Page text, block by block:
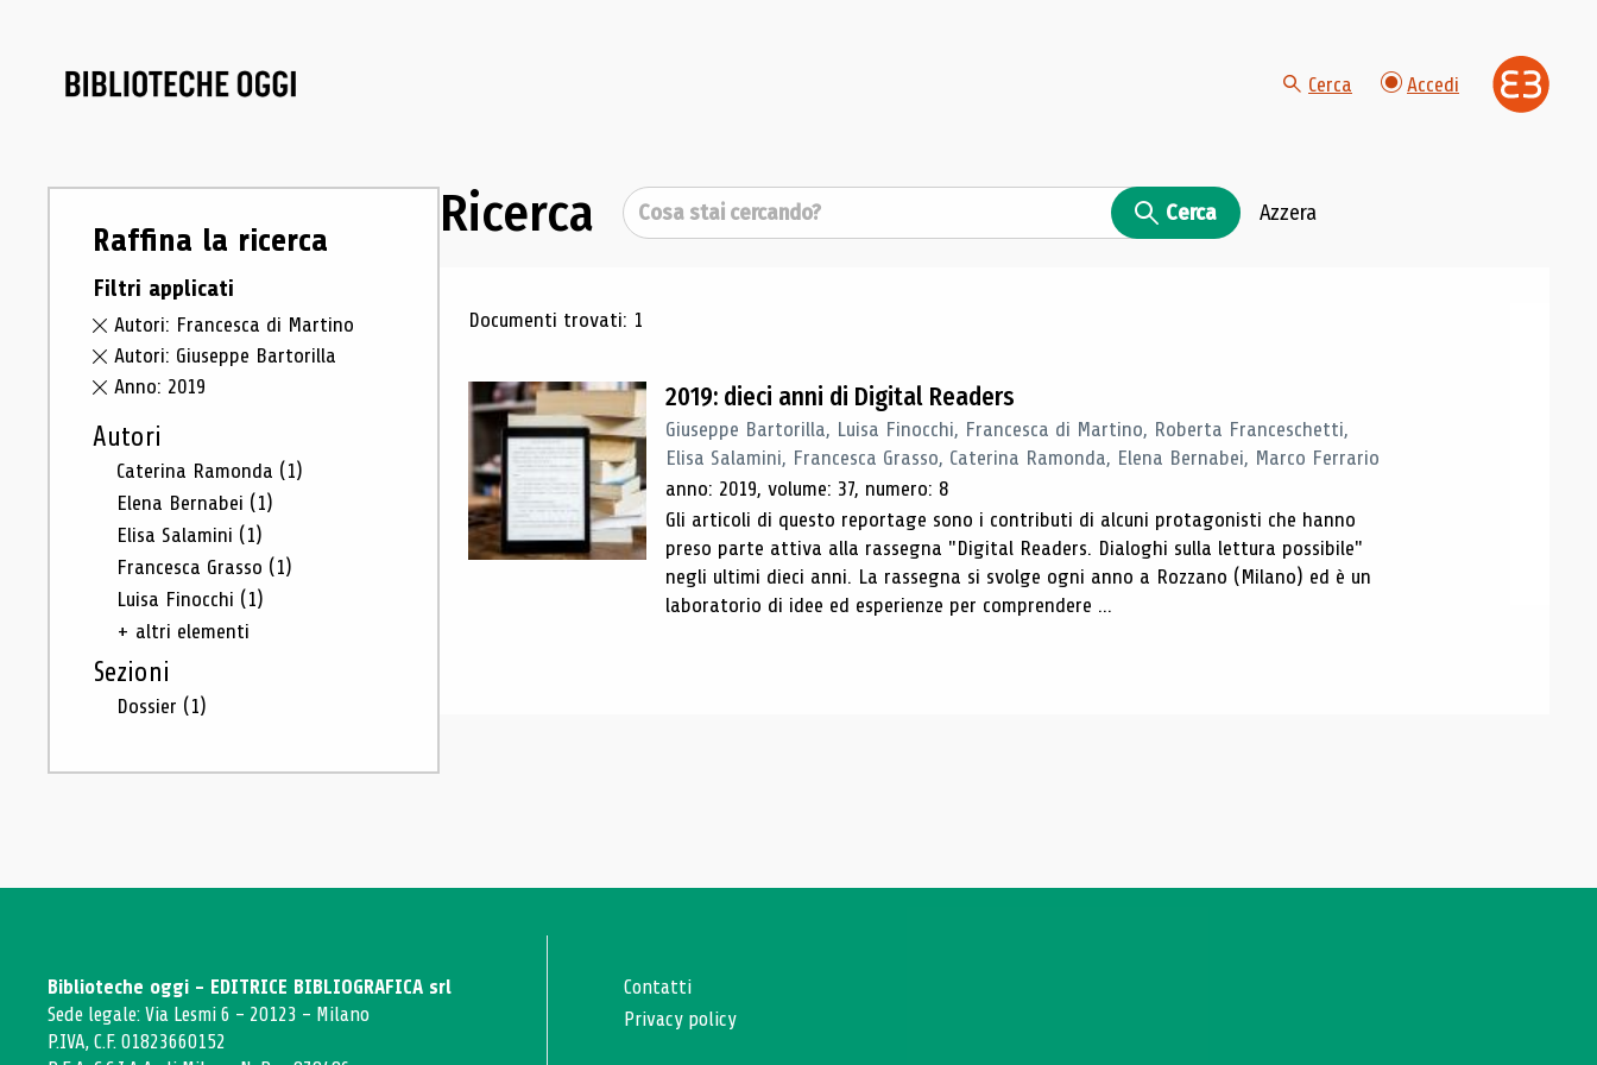
Cerca Accedi
Raffina la ricerca
Filtri applicati
Autori: Francesca di Martino
Autori: Giuseppe Bartorilla
Anno: 2019
Autori
Caterina Ramonda (1)
Elena Bernabei (1)
Elisa Salamini (1)
Francesca Grasso (1)
Luisa Finocchi (1)
+ altri elementi
Sezioni
Dossier (1)
Ricerca Cerca Cerca Azzera
Risultati di ricerca
Documenti trovati: 1
2019: dieci anni di Digital Readers
Giuseppe Bartorilla, Luisa Finocchi, Francesca di Martino, Roberta Franceschetti,
Elisa Salamini, Francesca Grasso, Caterina Ramonda, Elena Bernabei, Marco Ferrario
anno: 2019, volume: 37, numero: 8
Gli articoli di questo reportage sono i contributi di alcuni protagonisti che hanno
preso parte attiva alla rassegna "Digital Readers. Dialoghi sulla lettura possibile"
negli ultimi dieci anni. La rassegna si svolge ogni anno a Rozzano (Milano) ed è un
laboratorio di idee ed esperienze per comprendere ...
Biblioteche oggi - EDITRICE BIBLIOGRAFICA srl
Sede legale: Via Lesmi 6 - 20123 - Milano
P.IVA, C.F. 01823660152
Contatti
Privacy policy